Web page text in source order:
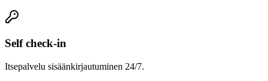
Self check-in
Itsepalvelu sisäänkirjautuminen 24/7.